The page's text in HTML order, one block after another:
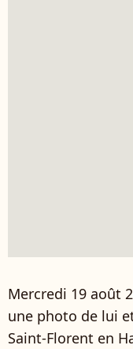
Mercredi 19 août
une photo de lui
Saint-Florent en